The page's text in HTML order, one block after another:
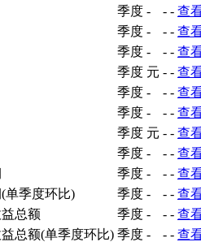
季度 - - - 查
季度 - - - 查
季度 - - - 查
季度 元 - - 查
季度 - - - 查
季度 - - - 查
季度 元 - - 查
季度 - - - 查
季度 - - - 查
单季度环比)
季度 - - - 查
总额
季度 - - - 查
总额(单季度环比) 季度 - - - 查